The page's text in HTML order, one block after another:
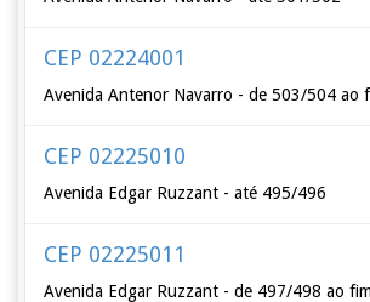
CEP 02224001
Avenida Antenor Navarro - de 503/504 ao
CEP 02225010
Avenida Edgar Ruzzant - até 495/496
CEP 02225011
Avenida Edgar Ruzzant - de 497/498 ao fim